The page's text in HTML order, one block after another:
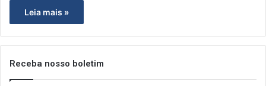
Leia mais »
Receba nosso boletim